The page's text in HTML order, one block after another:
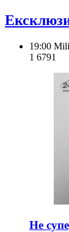
19:00
1 6791
Не